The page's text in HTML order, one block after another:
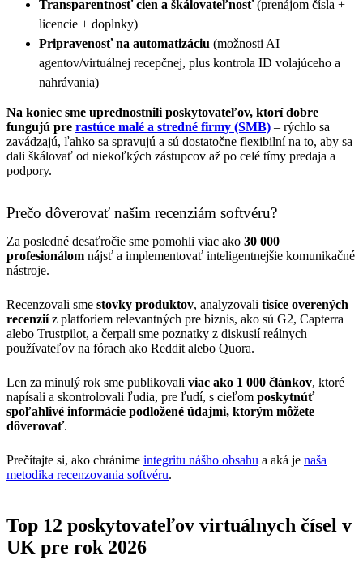
Transparentnosť cien a škálovateľnosť(prenájom čísla +
licencie + doplnky)
Pripravenosť na automatizáciu (možnosti AI
agentov/virtuálnej recepčnej, plus kontrola ID volajúceho a
nahrávania)
Na koniec sme uprednostnili poskytovateľov, ktorí dobre
fungujú pre rastúce malé a stredné firmy (SMB) – rýchlo sa
zavádzajú, ľahko sa spravujú a sú dostatočne flexibilní na to, aby sa
dali škálovať od niekoľkých zástupcov až po celé tímy predaja a
podpory.
Prečo dôverovať našim recenziám softvéru?
Za posledné desaťročie sme pomohli viac ako 30 000
profesionálom nájsť a implementovať inteligentnejšie komunikačné
nástroje.
Recenzovali sme stovky produktov, analyzovali tisíce overených
recenziíz platforiem relevantných pre biznis, ako sú G2, Capterra
alebo Trustpilot, a čerpali sme poznatky z diskusií reálnych
používateľov na fórach ako Reddit alebo Quora.
Len za minulý rok sme publikovali viac ako 1 000 článkov, ktoré
napísali a skontrolovali ľudia, pre ľudí, s cieľom poskytnúť
spoľahlivé informácie podložené údajmi, ktorým môžete
dôverovať.
Prečítajte si, ako chránime integritu nášho obsahu a aká je naša
metodika recenzovania softvéru.
Top 12 poskytovateľov virtuálnych čísel v
UK pre rok 2026